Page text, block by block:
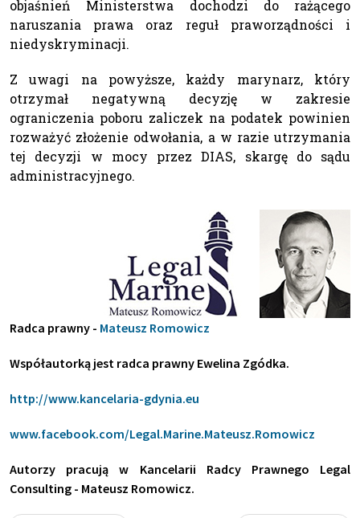
objaśnień Ministerstwa dochodzi do rażącego
naruszania prawa oraz reguł praworządności i
niedyskryminacji.
Z uwagi na powyższe, każdy marynarz, który
otrzymał negatywną decyzję w zakresie
ograniczenia poboru zaliczek na podatek powinien
rozważyć złożenie odwołania, a w razie utrzymania
tej decyzji w mocy przez DIAS, skargę do sądu
administracyjnego.
Radca prawny - Mateusz Romowicz
Współautorką jest radca prawny Ewelina Zgódka.
http://www.kancelaria-gdynia.eu
www.facebook.com/Legal.Marine.Mateusz.Romowicz
Autorzy pracują w Kancelarii Radcy Prawnego Legal
Consulting - Mateusz Romowicz.